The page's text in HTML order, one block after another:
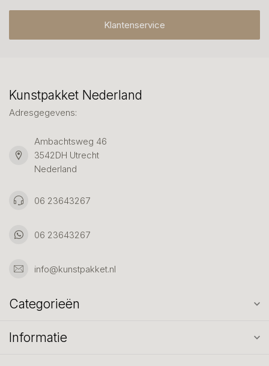
Klantenservice
Kunstpakket Nederland
Adresgegevens:
Ambachtsweg 46
3542DH Utrecht
Nederland
06 23643267
06 23643267
info@kunstpakket.nl
Categorieën
Informatie